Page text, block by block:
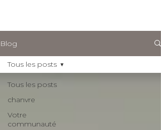
Blog
Tous les posts
chanvre
Votre
communauté
Tous les posts